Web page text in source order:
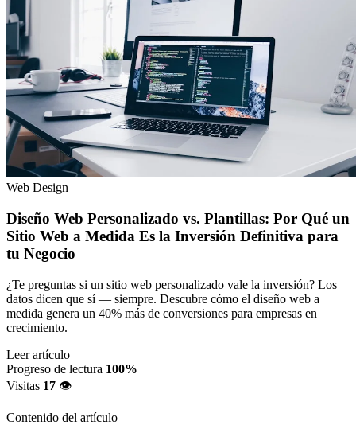
Web Design
Diseño Web Personalizado vs. Plantillas: Por Qué un
Sitio Web a Medida Es la Inversión Definitiva para
tu Negocio
¿Te preguntas si un sitio web personalizado vale la inversión? Los
datos dicen que sí — siempre. Descubre cómo el diseño web a
medida genera un 40% más de conversiones para empresas en
crecimiento.
Leer artículo
Progreso de lectura 100%
Visitas 17 👁️
Contenido del artículo